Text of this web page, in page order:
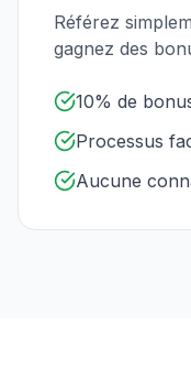
Référez
gagnez des
10% de
Processus
Aucune